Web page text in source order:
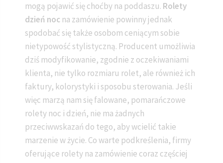
mogą pojawić się choćby na poddaszu. Rolety
dzień noc na zamówienie powinny jednak
spodobać się także osobom ceniącym sobie
nietypowość stylistyczną. Producent umożliwia
dziś modyfikowanie, zgodnie z oczekiwaniami
klienta, nie tylko rozmiaru rolet, ale również ich
faktury, kolorystyki i sposobu sterowania. Jeśli
więc marzą nam się falowane, pomarańczowe
rolety noc i dzień, nie ma żadnych
przeciwwskazań do tego, aby wcielić takie
marzenie w życie. Co warte podkreślenia, firmy
oferujące rolety na zamówienie coraz częściej